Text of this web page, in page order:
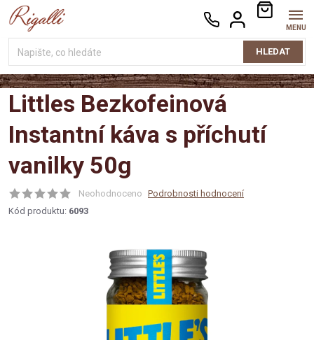
Přejít
na
HLEDAT
NÁKUPNÍ
KOŠÍK
Littles Bezkofeinová
Instantní káva s příchutí
vanilky 50g
Neohodnoceno Podrobnosti hodnocení
Kód produktu: 6093